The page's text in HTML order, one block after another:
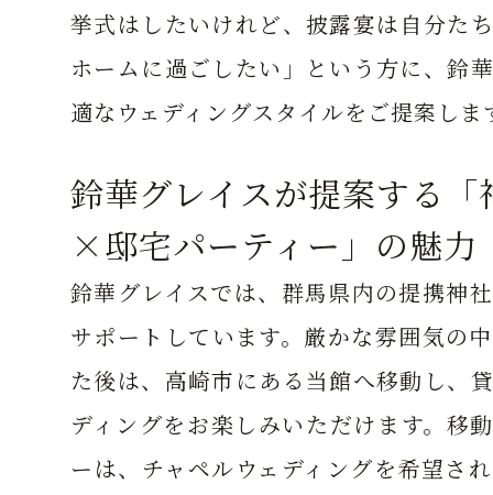
挙式はしたいけれど、披露宴は自分た
ホームに過ごしたい」という方に、鈴
適なウェディングスタイルをご提案しま
鈴華グレイスが提案する「
×邸宅パーティー」の魅力
鈴華グレイスでは、群馬県内の提携神
サポートしています。厳かな雰囲気の
た後は、高崎市にある当館へ移動し、
ディングをお楽しみいただけます。移
ーは、チャペルウェディングを希望さ